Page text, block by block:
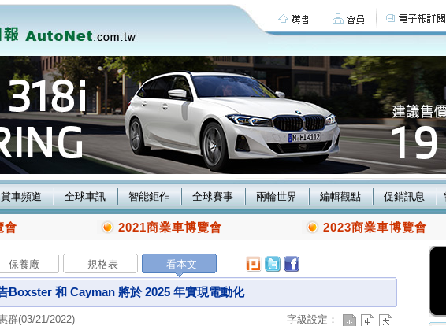
賞車頻道 全球車訊 智能鉅作 全球賽事 兩輪世界 編輯觀點 促銷訊息
會 2021商業車博覽會 2023商業車博覽會
保養廠 規格表 看本文
Boxster 和 Cayman 將於 2025 年實現電動化
群(03/21/2022) 字級設定：